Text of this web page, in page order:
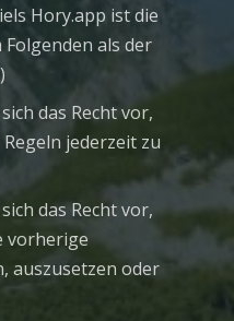
Hory.app ist die
Folgenden als der
das Recht vor,
jederzeit zu
das Recht vor,
vorherige
auszusetzen oder